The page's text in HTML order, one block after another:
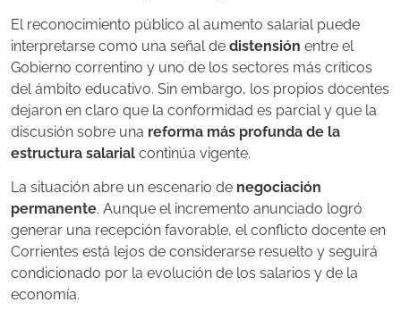
El reconocimiento público al aumento salarial puede
interpretarse como una señal de distensión entre el
Gobierno correntino y uno de los sectores más críticos
del ámbito educativo. Sin embargo, los propios docentes
dejaron en claro que la conformidad es parcial y que la
discusión sobre una reforma más profunda de la
estructura salarial continúa vigente.
La situación abre un escenario de negociación
permanente. Aunque el incremento anunciado logró
generar una recepción favorable, el conflicto docente en
Corrientes está lejos de considerarse resuelto y seguirá
condicionado por la evolución de los salarios y de la
economía.